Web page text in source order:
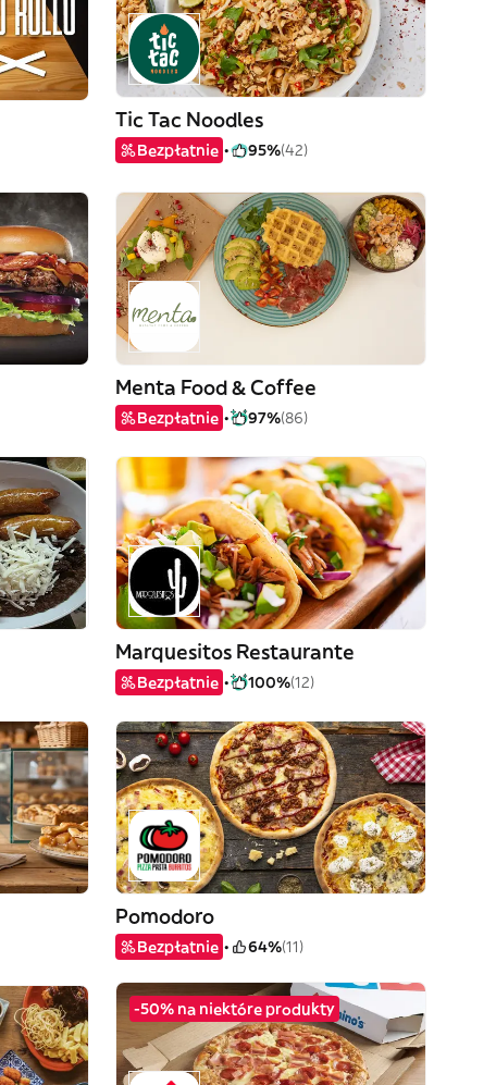
Tic Tac Noodles
Bezpłatnie 95%(42)
Menta Food & Coffee
Bezpłatnie 97%(86)
Marquesitos Restaurante
Bezpłatnie 100%(12)
Pomodoro
Bezpłatnie 64%(11)
-50% na niektóre produkty